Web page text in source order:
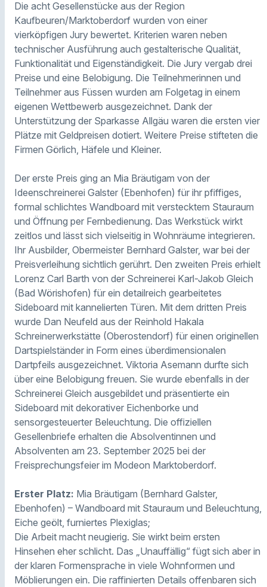
Die acht Gesellenstücke aus der Region
Kaufbeuren/Marktoberdorf wurden von einer
vierköpfigen Jury bewertet. Kriterien waren neben
technischer Ausführung auch gestalterische Qualität,
Funktionalität und Eigenständigkeit. Die Jury vergab drei
Preise und eine Belobigung. Die Teilnehmerinnen und
Teilnehmer aus Füssen wurden am Folgetag in einem
eigenen Wettbewerb ausgezeichnet. Dank der
Unterstützung der Sparkasse Allgäu waren die ersten vier
Plätze mit Geldpreisen dotiert. Weitere Preise stifteten die
Firmen Görlich, Häfele und Kleiner.
Der erste Preis ging an Mia Bräutigam von der
Ideenschreinerei Galster (Ebenhofen) für ihr pfiffiges,
formal schlichtes Wandboard mit verstecktem Stauraum
und Öffnung per Fernbedienung. Das Werkstück wirkt
zeitlos und lässt sich vielseitig in Wohnräume integrieren.
Ihr Ausbilder, Obermeister Bernhard Galster, war bei der
Preisverleihung sichtlich gerührt. Den zweiten Preis erhielt
Lorenz Carl Barth von der Schreinerei Karl-Jakob Gleich
(Bad Wörishofen) für ein detailreich gearbeitetes
Sideboard mit kannelierten Türen. Mit dem dritten Preis
wurde Dan Neufeld aus der Reinhold Hakala
Schreinerwerkstätte (Oberostendorf) für einen originellen
Dartspielständer in Form eines überdimensionalen
Dartpfeils ausgezeichnet. Viktoria Asemann durfte sich
über eine Belobigung freuen. Sie wurde ebenfalls in der
Schreinerei Gleich ausgebildet und präsentierte ein
Sideboard mit dekorativer Eichenborke und
sensorgesteuerter Beleuchtung. Die offiziellen
Gesellenbriefe erhalten die Absolventinnen und
Absolventen am 23. September 2025 bei der
Freisprechungsfeier im Modeon Marktoberdorf.
Erster Platz: Mia Bräutigam (Bernhard Galster,
Ebenhofen) – Wandboard mit Stauraum und Beleuchtung,
Eiche geölt, furniertes Plexiglas;
Die Arbeit macht neugierig. Sie wirkt beim ersten
Hinsehen eher schlicht. Das „Unauffällig“ fügt sich aber in
der klaren Formensprache in viele Wohnformen und
Möblierungen ein. Die raffinierten Details offenbaren sich